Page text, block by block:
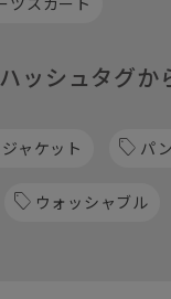
ッシュタグか
ジャケット パ
ウォッシャブル